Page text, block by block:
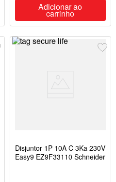
Adicionar ao
carrinho
Disjuntor 1P 10A C 3Ka 230V
Easy9 EZ9F33110 Schneider